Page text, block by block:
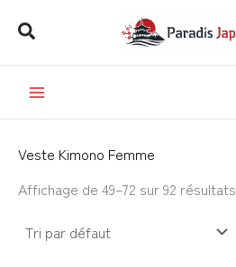
contenu
Rechercher
Veste Kimono Femme
Affichage de 49–72 sur 92 résultats